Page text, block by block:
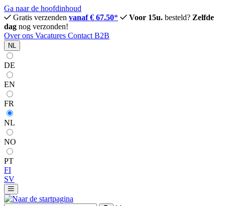
Ga naar de hoofdinhoud
Gratis verzenden vanaf € 67.50* Voor 15u. besteld? Zelfde
dag nog verzonden!
Over ons Vacatures Contact B2B
NL
DE
EN
FR
NL
NO
PT
FI
SV